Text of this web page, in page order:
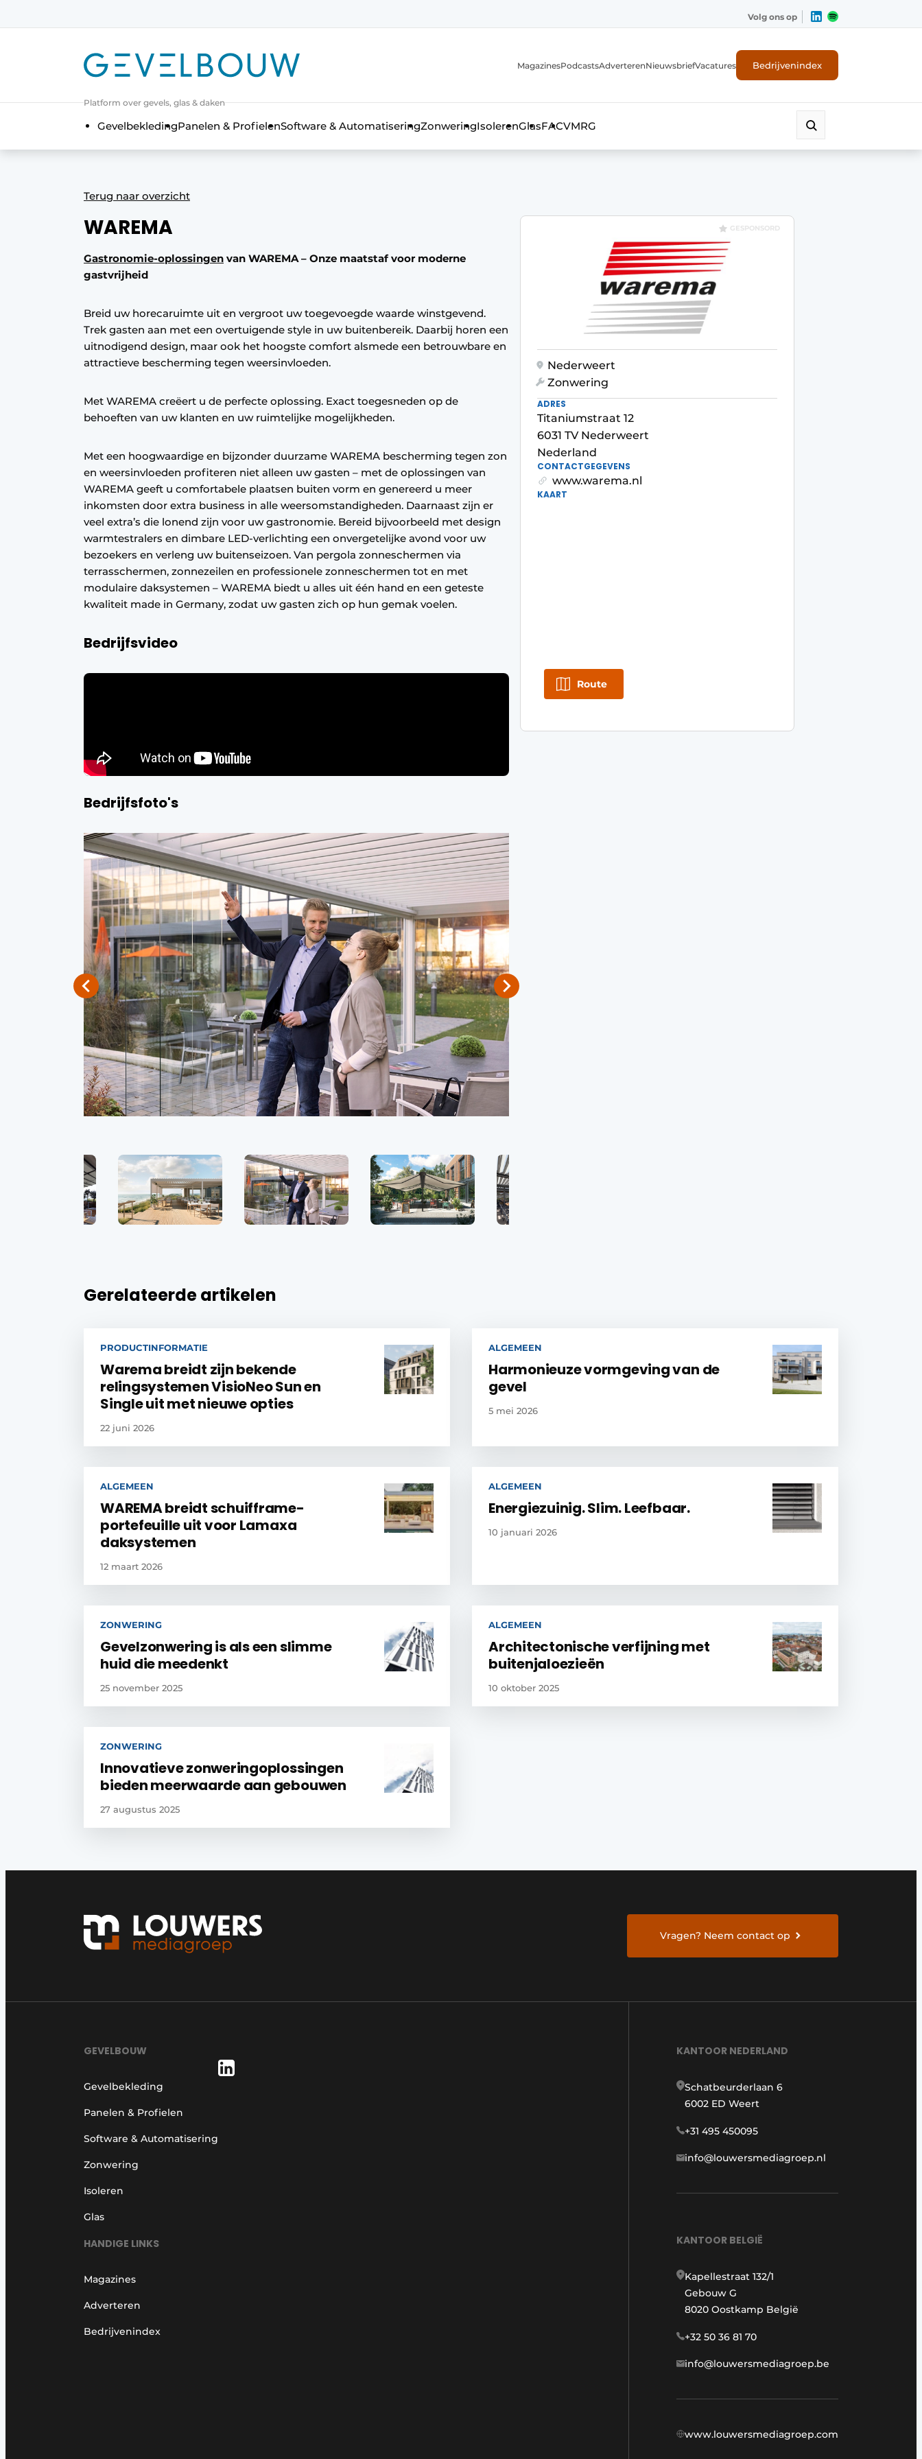
Algemene voorwaarden
De Gevelfactor
Gevelbouw 2024-04
Meest gelezen
Nieuwsbrief
Privacy / Cookie statement
Vacature aanmelden
Vacatures
Volg ons op
Platform over gevels, glas & daken
MagazinesPodcastsAdverterenNieuwsbriefVacatures Bedrijvenindex
GevelbekledingPanelen & ProfielenSoftware & AutomatiseringZonweringIsolerenGlasFACVMRG
Terug naar overzicht
WAREMA
Gastronomie-oplossingen van WAREMA – Onze maatstaf voor moderne
gastvrijheid
Breid uw horecaruimte uit en vergroot uw toegevoegde waarde winstgevend.
Trek gasten aan met een overtuigende style in uw buitenbereik. Daarbij horen een
uitnodigend design, maar ook het hoogste comfort alsmede een betrouwbare en
attractieve bescherming tegen weersinvloeden.
Met WAREMA creëert u de perfecte oplossing. Exact toegesneden op de
behoeften van uw klanten en uw ruimtelijke mogelijkheden.
Met een hoogwaardige en bijzonder duurzame WAREMA bescherming tegen zon
en weersinvloeden profiteren niet alleen uw gasten – met de oplossingen van
WAREMA geeft u comfortabele plaatsen buiten vorm en genereerd u meer
inkomsten door extra business in alle weersomstandigheden. Daarnaast zijn er
veel extra’s die lonend zijn voor uw gastronomie. Bereid bijvoorbeeld met design
warmtestralers en dimbare LED-verlichting een onvergetelijke avond voor uw
bezoekers en verleng uw buitenseizoen. Van pergola zonneschermen via
terrasschermen, zonnezeilen en professionele zonneschermen tot en met
modulaire daksystemen – WAREMA biedt u alles uit één hand en een geteste
kwaliteit made in Germany, zodat uw gasten zich op hun gemak voelen.
Bedrijfsvideo
Bedrijfsfoto's
GESPONSORD
Nederweert
Zonwering
ADRES
Titaniumstraat 12
6031 TV Nederweert
Nederland
CONTACTGEGEVENS
www.warema.nl
KAART
Route
Gerelateerde artikelen
PRODUCTINFORMATIE
Warema breidt zijn bekende
relingsystemen VisioNeo Sun en
Single uit met nieuwe opties
22 juni 2026
ALGEMEEN
Harmonieuze vormgeving van de
gevel
5 mei 2026
ALGEMEEN
WAREMA breidt schuifframe-
portefeuille uit voor Lamaxa
daksystemen
12 maart 2026
ALGEMEEN
Energiezuinig. Slim. Leefbaar.
10 januari 2026
ZONWERING
Gevelzonwering is als een slimme
huid die meedenkt
25 november 2025
ALGEMEEN
Architectonische verfijning met
buitenjaloezieën
10 oktober 2025
ZONWERING
Innovatieve zonweringoplossingen
bieden meerwaarde aan gebouwen
27 augustus 2025
Vragen? Neem contact op
GEVELBOUW
Gevelbekleding
Panelen & Profielen
Software & Automatisering
Zonwering
Isoleren
Glas
HANDIGE LINKS
Magazines
Adverteren
Bedrijvenindex
KANTOOR NEDERLAND
Schatbeurderlaan 6
6002 ED Weert
+31 495 450095
info@louwersmediagroep.nl
KANTOOR BELGIË
Kapellestraat 132/1
Gebouw G
8020 Oostkamp België
+32 50 36 81 70
info@louwersmediagroep.be
www.louwersmediagroep.com